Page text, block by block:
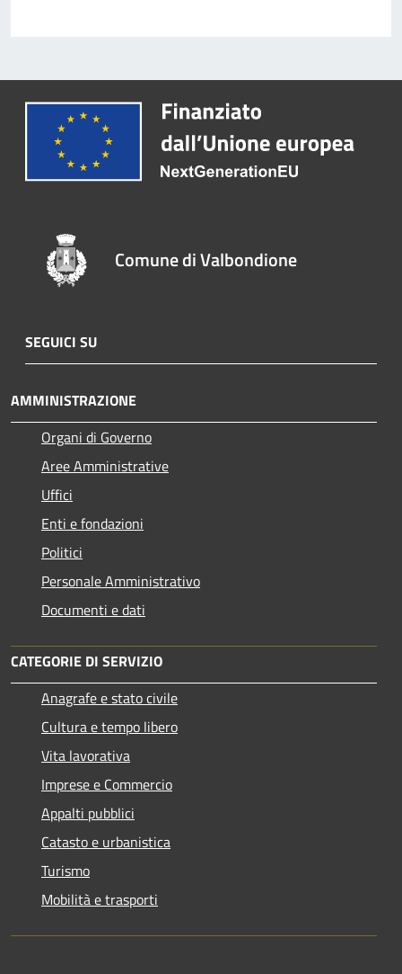
Comune di Valbondione
SEGUICI SU
AMMINISTRAZIONE
Organi di Governo
Aree Amministrative
Uffici
Enti e fondazioni
Politici
Personale Amministrativo
Documenti e dati
CATEGORIE DI SERVIZIO
Anagrafe e stato civile
Cultura e tempo libero
Vita lavorativa
Imprese e Commercio
Appalti pubblici
Catasto e urbanistica
Turismo
Mobilità e trasporti